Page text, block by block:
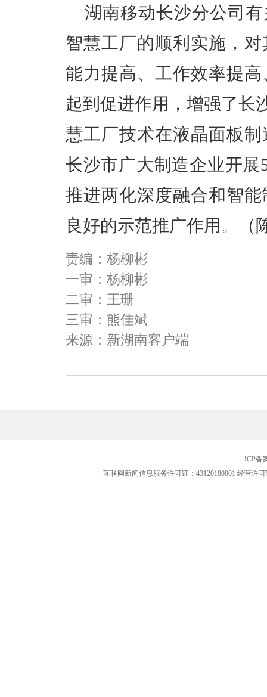
湖南移动长沙分公司
智慧工厂的顺利实施，
能力提高、工作效率提
起到促进作用，增强了长
慧工厂技术在液晶面板
长沙市广大制造企业开展
推进两化深度融合和智
良好的示范推广作用 。（
责编：杨柳彬
一审：杨柳彬
二审：王珊
三审：熊佳斌
来源：新湖南客户端
ICP备
互联网新闻信息服务许可证：43120180001 经营许可